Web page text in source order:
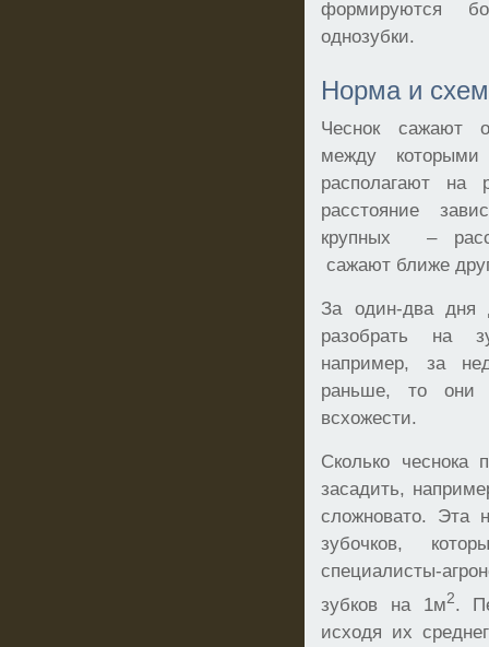
формируются
однозубки.
Норма и
Чеснок сажают
между
располагают на
расстояние
крупных –
сажают ближе
За один-два дня
разобрать на
например, за
раньше, то они
всхожести.
Сколько чеснока
засадить,
сложновато. Эта
зубочков,
специалисты-
зубков на 1м2.
исходя их